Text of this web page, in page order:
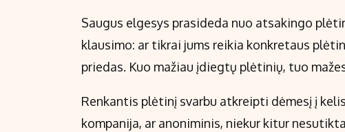
Saugus elgesys prasideda nuo atsakingo
klausimo: ar tikrai jums reikia konkretaus
priedas. Kuo mažiau įdiegtų plėtinių, tuo
Renkantis plėtinį svarbu atkreipti dėmesį į
kompanija, ar anoniminis, niekur kitur